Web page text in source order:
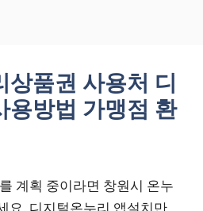
상품권 사용처 디
용방법 가맹점 환
계획 중이라면 창원시 온누